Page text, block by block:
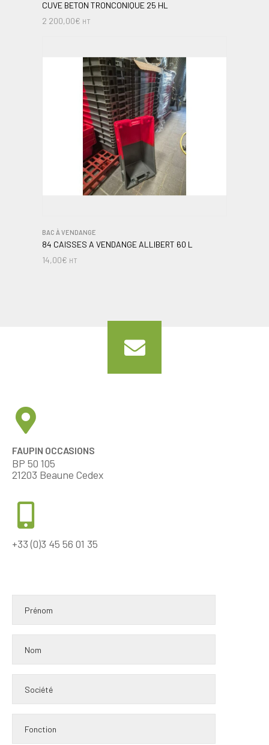
CUVE BETON TRONCONIQUE 25 HL
2 200,00€ HT
BAC À VENDANGE
84 CAISSES A VENDANGE ALLIBERT 60 L
14,00€ HT
FAUPIN OCCASIONS
BP 50 105
21203 Beaune Cedex
+33 (0)3 45 56 01 35